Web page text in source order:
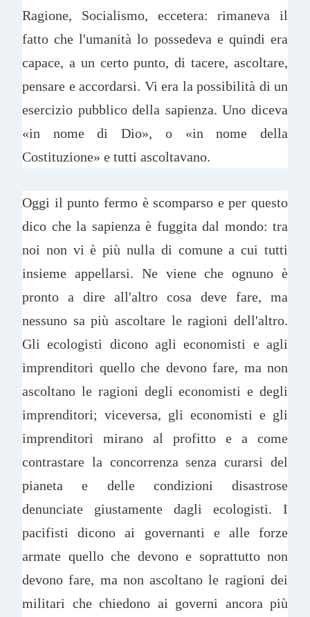
Ragione, Socialismo, eccetera: rimaneva il
fatto che l'umanità lo possedeva e quindi era
capace, a un certo punto, di tacere, ascoltare,
pensare e accordarsi. Vi era la possibilità di un
esercizio pubblico della sapienza. Uno diceva
«in nome di Dio», o «in nome della
Costituzione» e tutti ascoltavano.
Oggi il punto fermo è scomparso e per questo
dico che la sapienza è fuggita dal mondo: tra
noi non vi è più nulla di comune a cui tutti
insieme appellarsi. Ne viene che ognuno è
pronto a dire all'altro cosa deve fare, ma
nessuno sa più ascoltare le ragioni dell'altro.
Gli ecologisti dicono agli economisti e agli
imprenditori quello che devono fare, ma non
ascoltano le ragioni degli economisti e degli
imprenditori; viceversa, gli economisti e gli
imprenditori mirano al profitto e a come
contrastare la concorrenza senza curarsi del
pianeta e delle condizioni disastrose
denunciate giustamente dagli ecologisti. I
pacifisti dicono ai governanti e alle forze
armate quello che devono e soprattutto non
devono fare, ma non ascoltano le ragioni dei
militari che chiedono ai governi ancora più